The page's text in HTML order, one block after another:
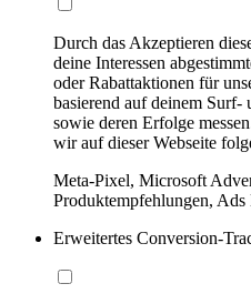
Durch das Akzeptieren
deine Interessen
oder Rabattaktionen für
basierend auf deinem Surf-
sowie deren Erfolge
wir auf dieser Webseite
Meta-Pixel, Microsoft
Produktempfehlungen, Ads
Erweitertes Conversion-